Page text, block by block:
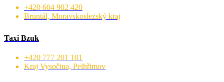
+420 604 902 420
Bruntál, Moravskoslezský kraj
Taxi Bzuk
+420 777 201 101
Kraj Vysočina, Pelhřimov